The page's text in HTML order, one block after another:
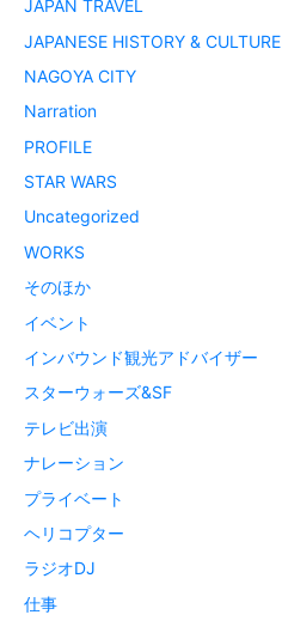
JAPAN TRAVEL
JAPANESE HISTORY & CULTURE
NAGOYA CITY
Narration
PROFILE
STAR WARS
Uncategorized
WORKS
そのほか
イベント
インバウンド観光アドバイザー
スターウォーズ&SF
テレビ出演
ナレーション
プライベート
ヘリコプター
ラジオDJ
仕事